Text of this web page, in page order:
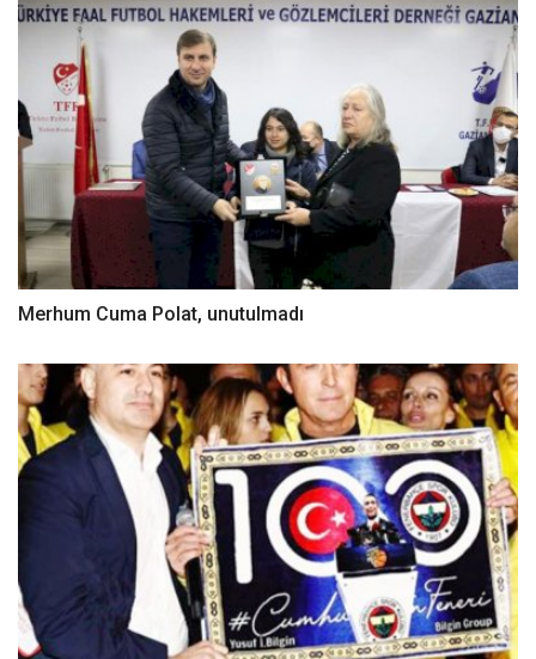
Merhum Cuma Polat, unutulmadı